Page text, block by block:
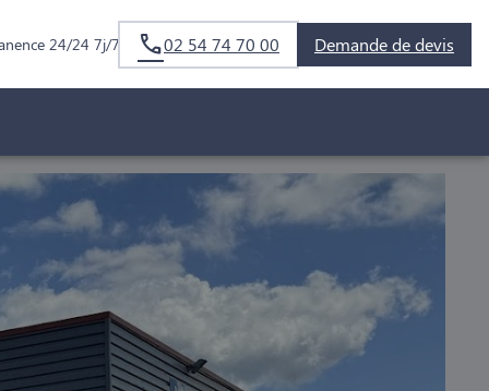
24/24 7j/7 02 54 74 70 00 Demande de devis